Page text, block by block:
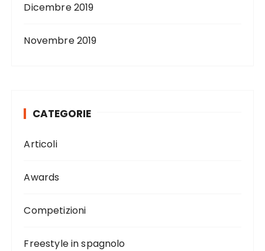
Dicembre 2019
Novembre 2019
CATEGORIE
Articoli
Awards
Competizioni
Freestyle in spagnolo